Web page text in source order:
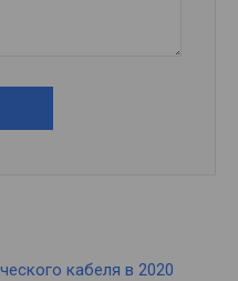
кабеля в 2020